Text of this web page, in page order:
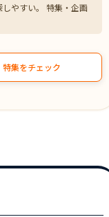
やすい。 特集・企画
特集をチェック